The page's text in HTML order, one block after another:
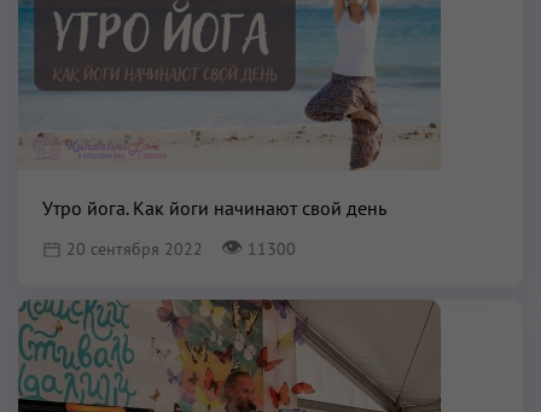
Утро йога. Как йоги начинают свой день
20 сентября 2022 👁 11300